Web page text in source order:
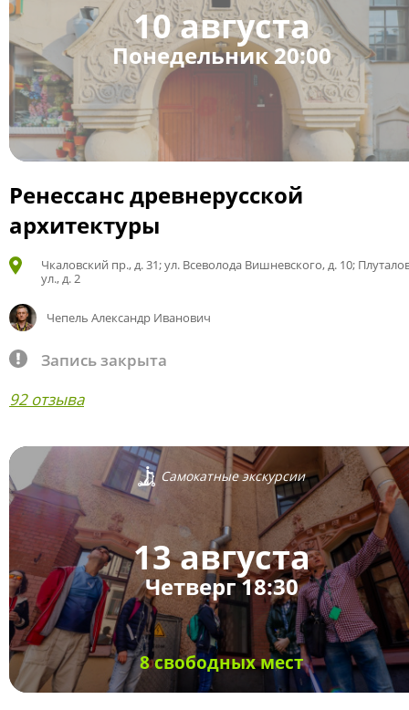
10 августа
Понедельник 20:00
Ренессанс древнерусской
архитектуры
Чкаловский пр., д. 31; ул. Всеволода Вишневского, д. 10;
ул., д. 2
Чепель Александр Иванович
Запись закрыта
92 отзыва
Самокатные экскурсии
13 августа
Четверг 18:30
8 свободных мест